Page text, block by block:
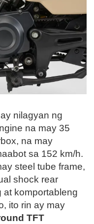
ay nilagyan ng
na may 35
na may
sa 152 km/h.
steel tube frame,
shock rear
at komportableng
ito rin ay may
TFT